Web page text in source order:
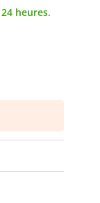
24 heures.